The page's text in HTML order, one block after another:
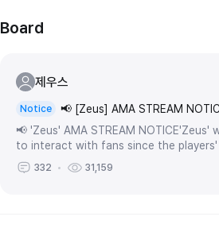
Board
제우스
Notice
📢 [Zeus] AMA STREAM
📢 'Zeus' AMA STREAM NOTICE'Zeus'
to interact with fans since the players'
332 31,159